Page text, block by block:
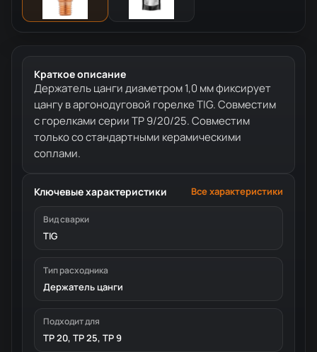
Краткое описание
Держатель цанги диаметром 1,0 мм фиксирует
цангу в аргонодуговой горелке TIG. Совместим
с горелками серии TP 9/20/25. Совместим
только со стандартными керамическими
соплами.
Ключевые характеристики Все характеристики
Вид сварки
TIG
Тип расходника
Держатель цанги
Подходит для
TP 20, TP 25, TP 9